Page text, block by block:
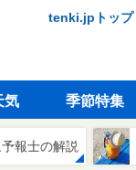
tenki.jpトップ
気 季節特集
報士の解説